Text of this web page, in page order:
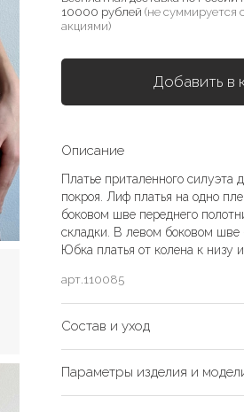
10000 рублей (не суммируется
акциями)
Добавить в
Описание
Платье приталенного силуэта
покроя. Лиф платья на одно
боковом шве переднего
складки. В левом боковом шве
Юбка платья от колена к низу
арт.110085
Состав и уход
Параметры изделия и